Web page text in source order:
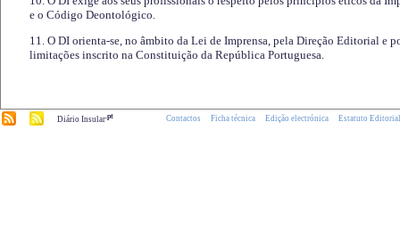
e o Código Deontológico.
11. O DI orienta-se, no âmbito da Lei de Imprensa, pela Direção Editorial e
limitações inscrito na Constituição da República Portuguesa.
Diário Insular.pt Contactos Ficha técnica Edição electrónica Estatuto Editorial